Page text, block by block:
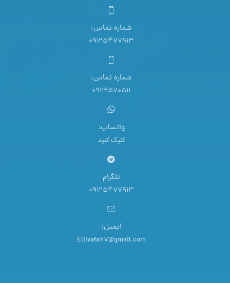
شماره تماس:
09125477913
شماره تماس:
09112570511
واتساپ:
کلیک کنید
تلگرام
09125477913
ایمیل:
Eliivafa67@gmail.com